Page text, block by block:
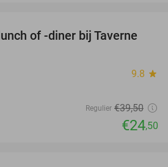
38%
of -diner bij Taverne
9.8 star
Regulier €39,50
€24,50